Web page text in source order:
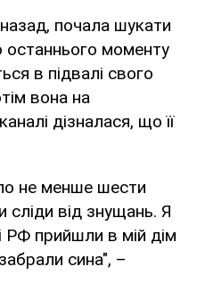
почала шукати
останнього моменту
в підвалі свого
вона на
дізналася, що її
не менше шести
сліди від знущань. Я
РФ прийшли в мій дім
сина", –